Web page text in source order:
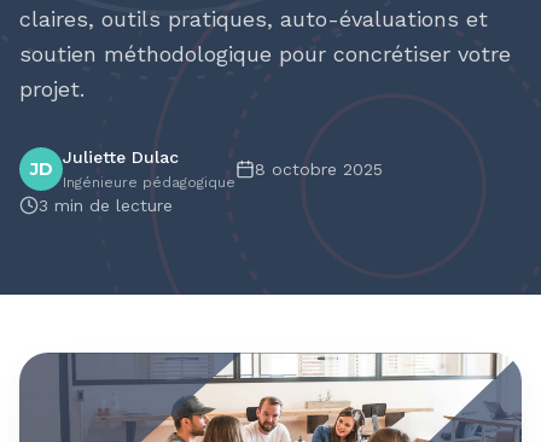
claires, outils pratiques, auto-évaluations et
soutien méthodologique pour concrétiser votre
projet.
JD
Juliette Dulac
Ingénieure pédagogique
8 octobre 2025
3 min de lecture